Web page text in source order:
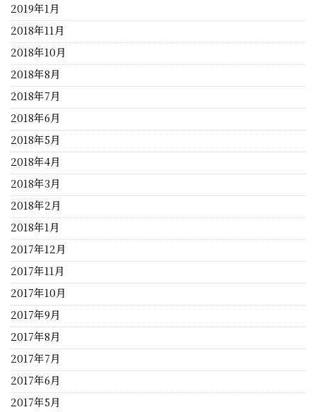
2019年1月
2018年11月
2018年10月
2018年8月
2018年7月
2018年6月
2018年5月
2018年4月
2018年3月
2018年2月
2018年1月
2017年12月
2017年11月
2017年10月
2017年9月
2017年8月
2017年7月
2017年6月
2017年5月